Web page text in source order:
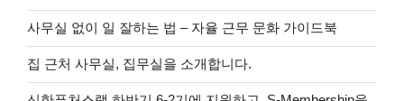
사무실 없이 일 잘하는 법 – 자율 근무 문화 가이드북
집 근처 사무실, 집무실을 소개합니다.